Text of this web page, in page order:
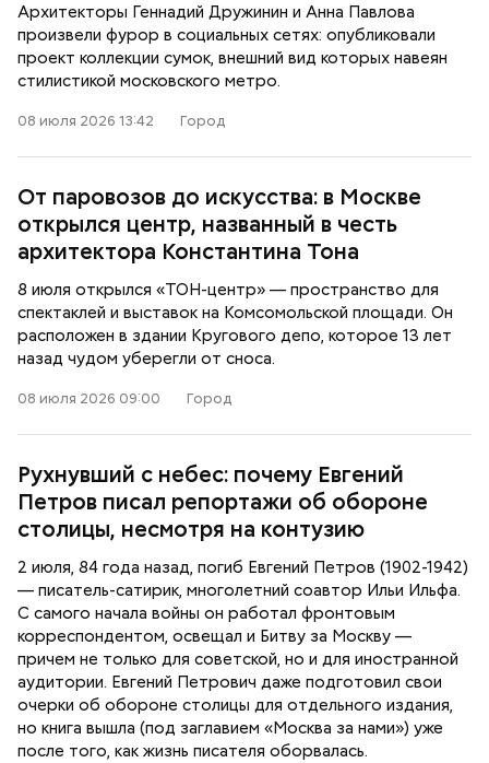
Архитекторы Геннадий Дружинин и Анна Павлова
произвели фурор в социальных сетях: опубликовали
проект коллекции сумок, внешний вид которых навеян
стилистикой московского метро.
08 июля 2026 13:42 Город
От паровозов до искусства: в Москве
открылся центр, названный в честь
архитектора Константина Тона
8 июля открылся «ТОН-центр» — пространство для
спектаклей и выставок на Комсомольской площади. Он
расположен в здании Кругового депо, которое 13 лет
назад чудом уберегли от сноса.
08 июля 2026 09:00 Город
Рухнувший с небес: почему Евгений
Петров писал репортажи об обороне
столицы, несмотря на контузию
2 июля, 84 года назад, погиб Евгений Петров (1902-1942)
— писатель-сатирик, многолетний соавтор Ильи Ильфа.
С самого начала войны он работал фронтовым
корреспондентом, освещал и Битву за Москву —
причем не только для советской, но и для иностранной
аудитории. Евгений Петрович даже подготовил свои
очерки об обороне столицы для отдельного издания,
но книга вышла (под заглавием «Москва за нами») уже
после того, как жизнь писателя оборвалась.